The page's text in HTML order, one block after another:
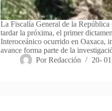
La Fiscalía General de la República
tardar la próxima, el primer
Interoceánico ocurrido en Oaxaca,
avance forma parte de la
Por Redacción 20-